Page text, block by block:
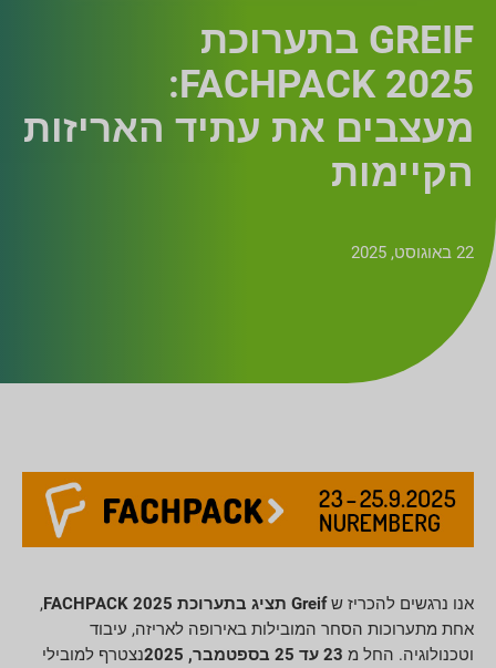
GREIF בתערוכת
FACHPACK 2025:
מעצבים את עתיד האריזות
הקיימות
22 באוגוסט, 2025
אנו נרגשים להכריז שGreif תציג בתערוכת FACHPACK 2025
,
אחת מתערוכות הסחר המובילות באירופה לאריזה, עיבוד
וטכנולוגיה. החל מ 23 עד 25 בספטמבר, 2025
נצטרף למובילי